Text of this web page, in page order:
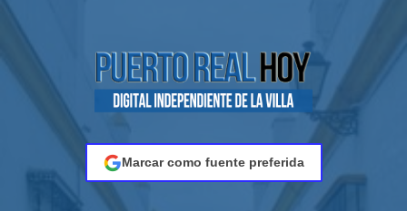
Marcar como fuente preferida